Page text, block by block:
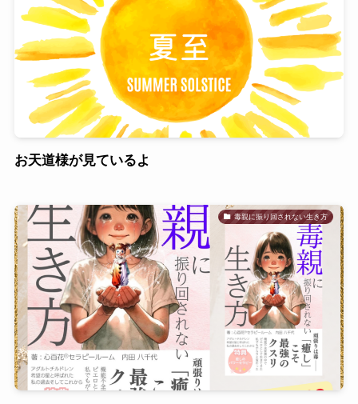
お天道様が見ているよ
毒親に振り回されない生き方